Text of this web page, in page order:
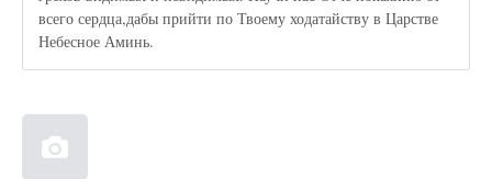
всего сердца,дабы прийти по Твоему ходатайству в Царстве
Небесное Аминь.